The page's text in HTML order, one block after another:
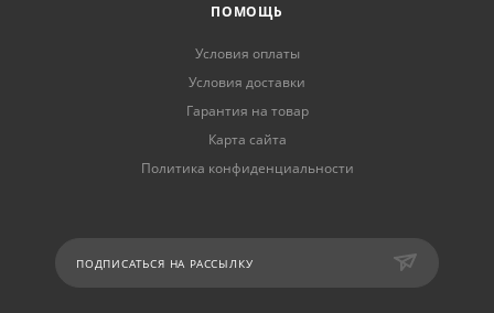
ПОМОЩЬ
Условия оплаты
Условия доставки
Гарантия на товар
Карта сайта
Политика конфиденциальности
ПОДПИСАТЬСЯ НА РАССЫЛКУ